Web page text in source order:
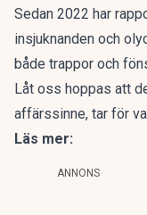
Sedan 2022 har
insjuknanden och
både trappor och
Låt oss hoppas att
affärssinne, tar för
Läs mer:
ANNONS